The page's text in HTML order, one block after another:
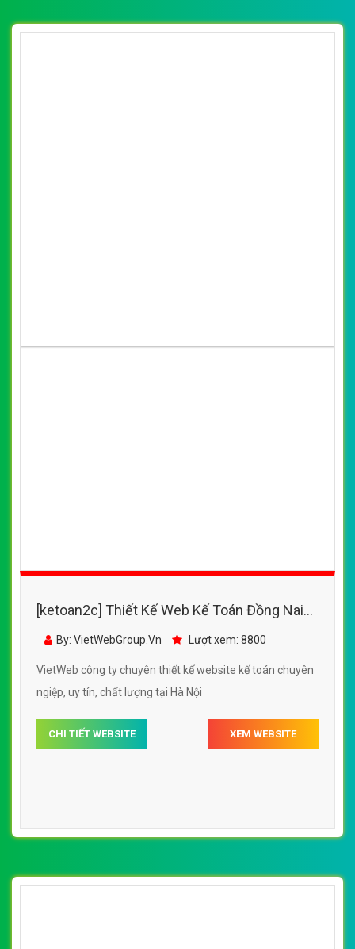
[ketoan2c] Thiết Kế Web Kế Toán Đồng Nai
đẹp, chuyên nghiệp chuẩn SEO
By: VietWebGroup.Vn Lượt xem: 8800
VietWeb công ty chuyên thiết kế website kế toán chuyên
ngiệp, uy tín, chất lượng tại Hà Nội
CHI TIẾT WEBSITE XEM WEBSITE